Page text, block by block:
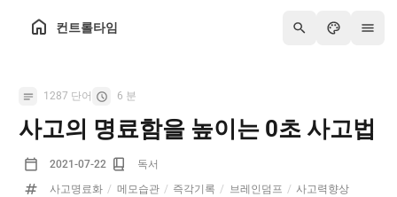
컨트롤타임
1287 단어 6 분
사고의 명료함을 높이는 0초 사고법
2021-07-22
독서
사고명료화 / 메모습관 / 즉각기록 / 브레인덤프 / 사고력향상